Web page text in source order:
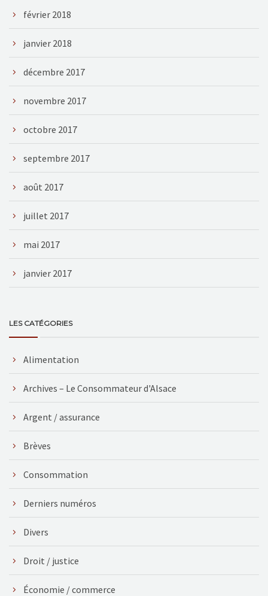
février 2018
janvier 2018
décembre 2017
novembre 2017
octobre 2017
septembre 2017
août 2017
juillet 2017
mai 2017
janvier 2017
LES CATÉGORIES
Alimentation
Archives – Le Consommateur d'Alsace
Argent / assurance
Brèves
Consommation
Derniers numéros
Divers
Droit / justice
Économie / commerce